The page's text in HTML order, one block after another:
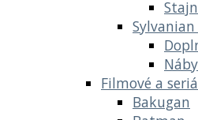
Filmové a
Bakugan